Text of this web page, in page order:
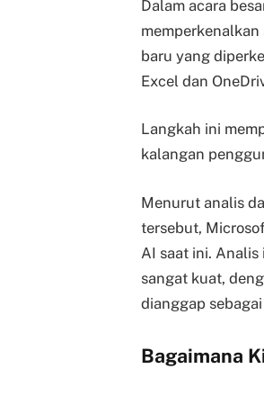
Dalam acara
baru yang
Excel dan
Langkah ini
kalangan
Menurut analis
tersebut,
AI saat ini.
sangat kuat,
dianggap
Bagaimana